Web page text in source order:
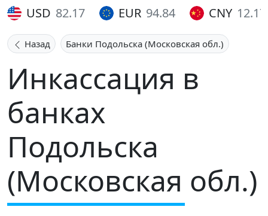
USD 82.17 EUR 94.84 CNY 12.17
Назад Банки Подольска (Московская обл.)
Инкассация в
банках
Подольска
(Московская обл.)